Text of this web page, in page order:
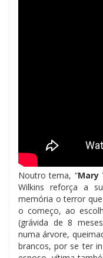
Noutro tema, “Mary
Wilkins reforça a
memória o terror
o começo, ao
(grávida de 8
numa árvore,
brancos, por se ter